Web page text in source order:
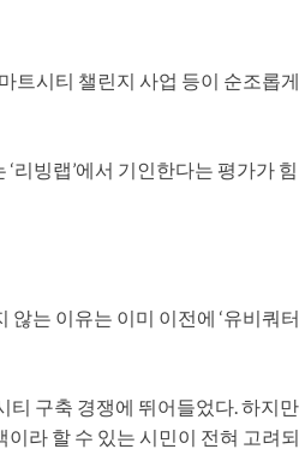
트시티 챌린지 사업 등이 순조롭게
리빙랩’에서 기인한다는 평가가 힘
는 이유는 이미 이전에 ‘유비쿼터
티 구축 경쟁에 뛰어들었다. 하지만
라 할 수 있는 시민이 전혀 고려되